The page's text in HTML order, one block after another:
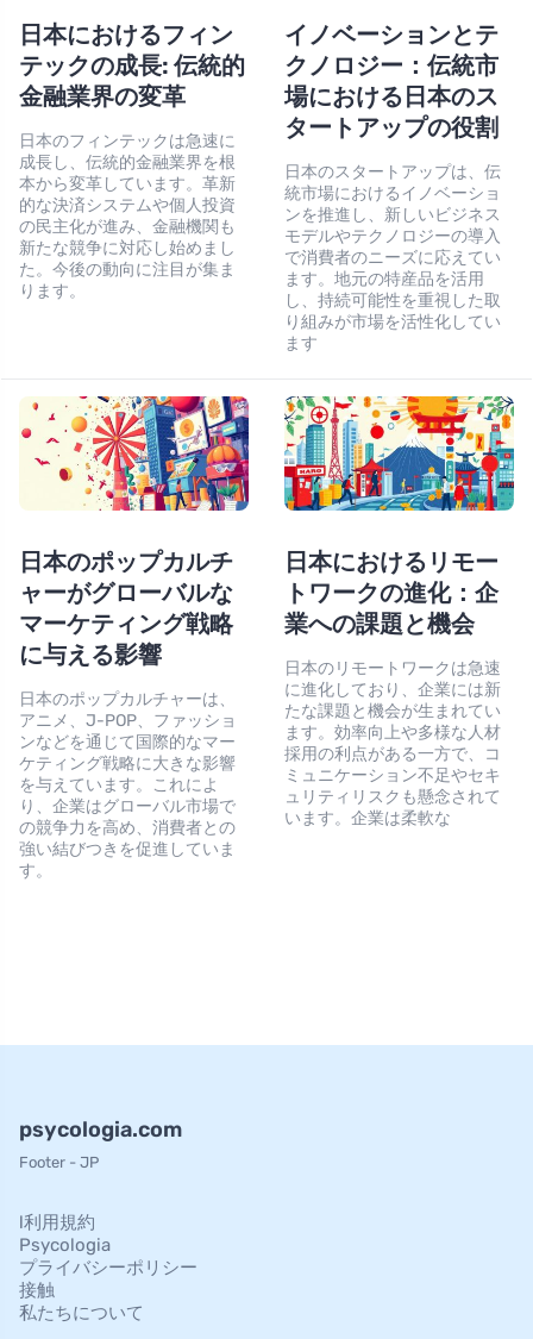
日本におけるフィン
テックの成長: 伝統的
金融業界の変革
日本のフィンテックは急速に
成長し、伝統的金融業界を根
本から変革しています。革新
的な決済システムや個人投資
の民主化が進み、金融機関も
新たな競争に対応し始めまし
た。今後の動向に注目が集ま
ります。
イノベーションとテ
クノロジー：伝統市
場における日本のス
タートアップの役割
日本のスタートアップは、伝
統市場におけるイノベーショ
ンを推進し、新しいビジネス
モデルやテクノロジーの導入
で消費者のニーズに応えてい
ます。地元の特産品を活用
し、持続可能性を重視した取
り組みが市場を活性化してい
ます
日本のポップカルチ
ャーがグローバルな
マーケティング戦略
に与える影響
日本のポップカルチャーは、
アニメ、J-POP、ファッショ
ンなどを通じて国際的なマー
ケティング戦略に大きな影響
を与えています。これによ
り、企業はグローバル市場で
の競争力を高め、消費者との
強い結びつきを促進していま
す。
日本におけるリモー
トワークの進化：企
業への課題と機会
日本のリモートワークは急速
に進化しており、企業には新
たな課題と機会が生まれてい
ます。効率向上や多様な人材
採用の利点がある一方で、コ
ミュニケーション不足やセキ
ュリティリスクも懸念されて
います。企業は柔軟な
psycologia.com
Footer - JP
l利用規約
Psycologia
プライバシーポリシー
接触
私たちについて